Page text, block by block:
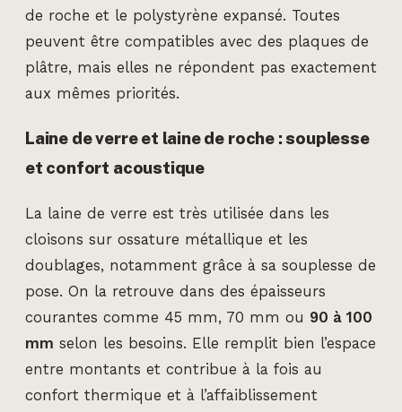
de roche et le polystyrène expansé. Toutes
peuvent être compatibles avec des plaques de
plâtre, mais elles ne répondent pas exactement
aux mêmes priorités.
Laine de verre et laine de roche : souplesse
et confort acoustique
La laine de verre est très utilisée dans les
cloisons sur ossature métallique et les
doublages, notamment grâce à sa souplesse de
pose. On la retrouve dans des épaisseurs
courantes comme 45 mm, 70 mm ou 90 à 100
mm selon les besoins. Elle remplit bien l’espace
entre montants et contribue à la fois au
confort thermique et à l’affaiblissement